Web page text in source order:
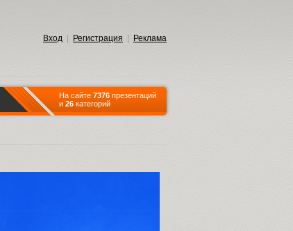
Вход Регистрация Реклама
На сайте 7376 презентаций
и 26 категорий